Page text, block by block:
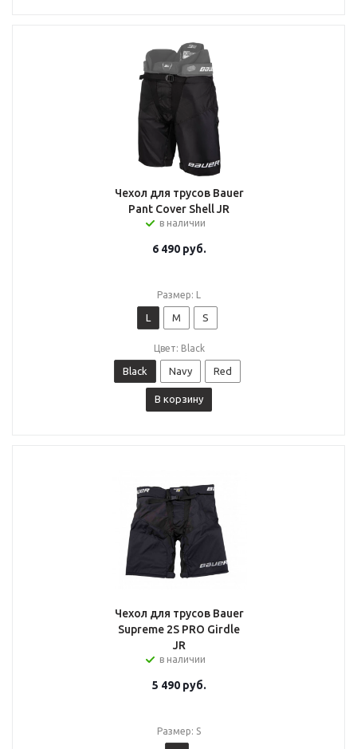
Чехол для трусов Bauer
Pant Cover Shell JR
в наличии
6 490руб.
Размер: L
L M S
Цвет: Black
Black Navy Red
В корзину
Чехол для трусов Bauer
Supreme 2S PRO Girdle
JR
в наличии
5 490руб.
Размер: S